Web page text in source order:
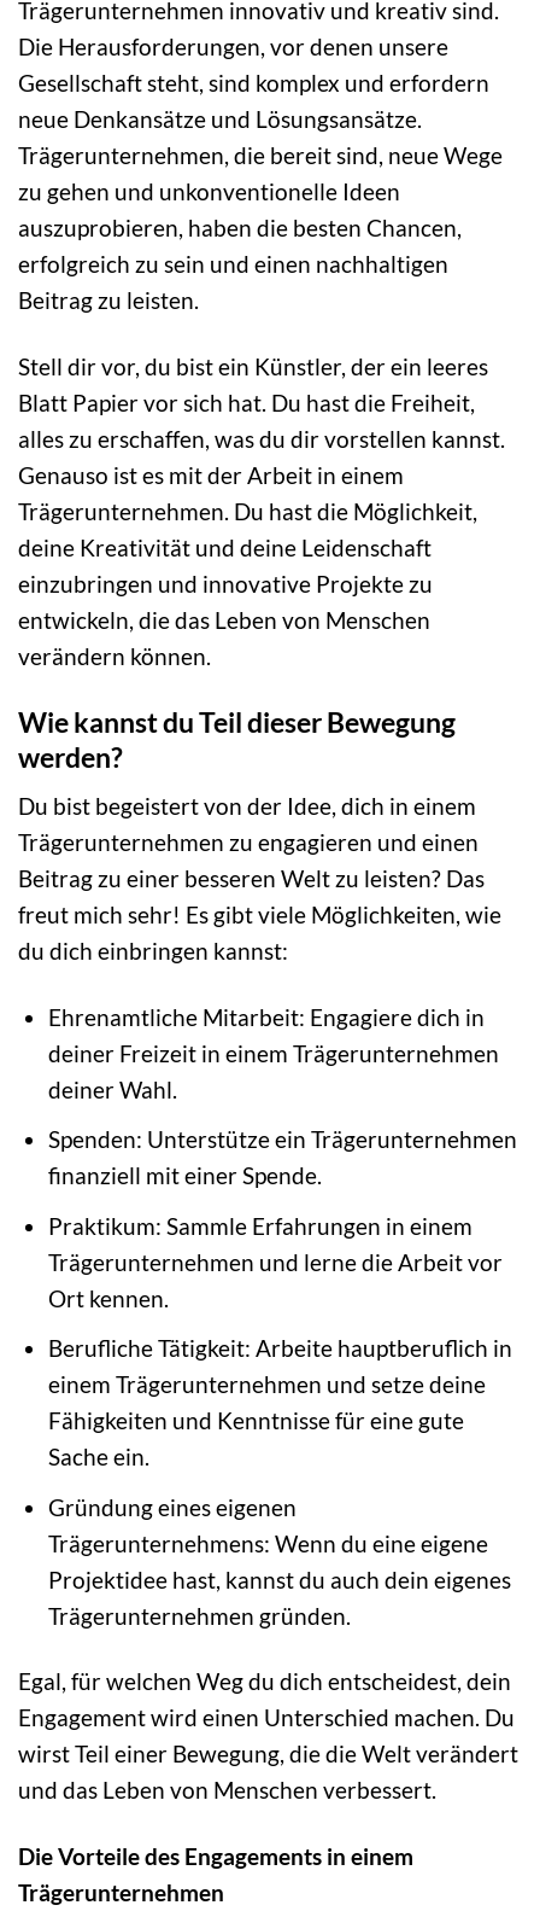
Trägerunternehmen innovativ und kreativ sind.
Die Herausforderungen, vor denen unsere
Gesellschaft steht, sind komplex und erfordern
neue Denkansätze und Lösungsansätze.
Trägerunternehmen, die bereit sind, neue Wege
zu gehen und unkonventionelle Ideen
auszuprobieren, haben die besten Chancen,
erfolgreich zu sein und einen nachhaltigen
Beitrag zu leisten.
Stell dir vor, du bist ein Künstler, der ein leeres
Blatt Papier vor sich hat. Du hast die Freiheit,
alles zu erschaffen, was du dir vorstellen kannst.
Genauso ist es mit der Arbeit in einem
Trägerunternehmen. Du hast die Möglichkeit,
deine Kreativität und deine Leidenschaft
einzubringen und innovative Projekte zu
entwickeln, die das Leben von Menschen
verändern können.
Wie kannst du Teil dieser Bewegung
werden?
Du bist begeistert von der Idee, dich in einem
Trägerunternehmen zu engagieren und einen
Beitrag zu einer besseren Welt zu leisten? Das
freut mich sehr! Es gibt viele Möglichkeiten, wie
du dich einbringen kannst:
Ehrenamtliche Mitarbeit: Engagiere dich in
deiner Freizeit in einem Trägerunternehmen
deiner Wahl.
Spenden: Unterstütze ein Trägerunternehmen
finanziell mit einer Spende.
Praktikum: Sammle Erfahrungen in einem
Trägerunternehmen und lerne die Arbeit vor
Ort kennen.
Berufliche Tätigkeit: Arbeite hauptberuflich in
einem Trägerunternehmen und setze deine
Fähigkeiten und Kenntnisse für eine gute
Sache ein.
Gründung eines eigenen
Trägerunternehmens: Wenn du eine eigene
Projektidee hast, kannst du auch dein eigenes
Trägerunternehmen gründen.
Egal, für welchen Weg du dich entscheidest, dein
Engagement wird einen Unterschied machen. Du
wirst Teil einer Bewegung, die die Welt verändert
und das Leben von Menschen verbessert.
Die Vorteile des Engagements in einem
Trägerunternehmen